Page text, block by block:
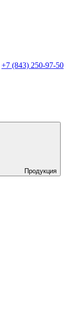
+7 (843) 250-97-50
Продукция